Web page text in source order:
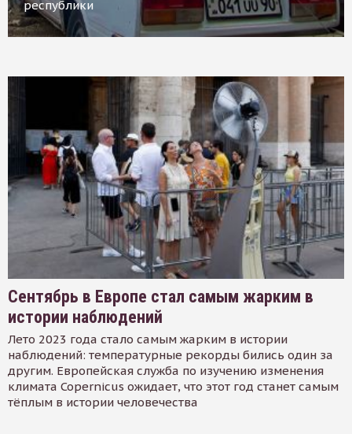
республики
Сентябрь в Европе стал самым жарким в
истории наблюдений
Лето 2023 года стало самым жарким в истории
наблюдений: температурные рекорды бились один за
другим. Европейская служба по изучению изменения
климата Copernicus ожидает, что этот год станет самым
тёплым в истории человечества